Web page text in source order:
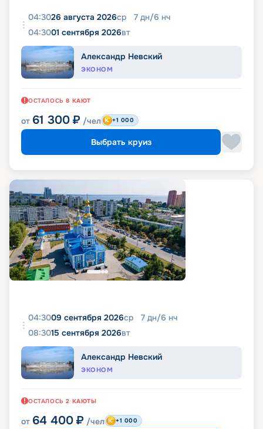
04:3026 августа 2026ср 7 дн/6 нч
04:3001 сентября 2026вт
Александр Невский
ЭКОНОМ
ОСТАЛОСЬ 8 КАЮТ
от 61 300 ₽ /чел +1 000
Выбрать круиз
04:3009 сентября 2026ср 7 дн/6 нч
08:3015 сентября 2026вт
Александр Невский
ЭКОНОМ
ОСТАЛОСЬ 2 КАЮТЫ
от 64 400 ₽ /чел +1 000